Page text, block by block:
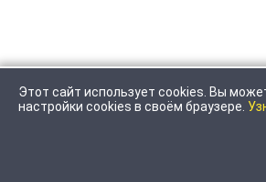
Этот сайт использует cookies. Вы
настройки cookies в своём браузере.
НАПИСАТЬ